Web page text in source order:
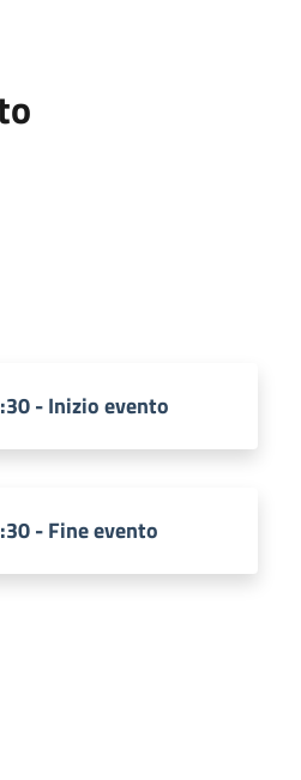
- Inizio evento
- Fine evento